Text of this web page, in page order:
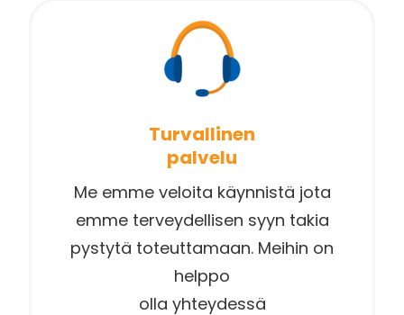
Turvallinen
palvelu
Me emme veloita käynnistä jota
emme terveydellisen syyn takia
pystytä toteuttamaan. Meihin on
helppo
olla yhteydessä